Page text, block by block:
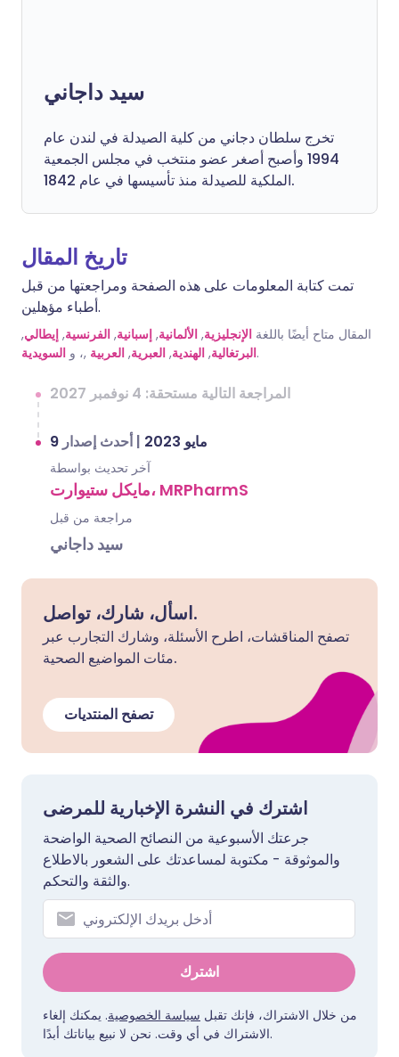
سيد داجاني
تخرج سلطان دجاني من كلية الصيدلة في لندن عام
1994 وأصبح أصغر عضو منتخب في مجلس الجمعية
الملكية للصيدلة منذ تأسيسها في عام 1842.
تاريخ المقال
تمت كتابة المعلومات على هذه الصفحة ومراجعتها من قبل
أطباء مؤهلين.
المقال متاح أيضًا باللغة الإنجليزية, الألمانية, إسبانية, الفرنسية, إيطالي,
البرتغالية, الهندية, العبرية, العربية ,، و السويدية .
المراجعة التالية مستحقة: 4 نوفمبر 2027
9 مايو 2023 |أحدث إصدار
آخر تحديث بواسطة
مايكل ستيوارت، MRPharmS
مراجعة من قبل
سيد داجاني
اسأل، شارك، تواصل.
تصفح المناقشات، اطرح الأسئلة، وشارك التجارب عبر
مئات المواضيع الصحية.
تصفح المنتديات
اشترك في النشرة الإخبارية للمرضى
جرعتك الأسبوعية من النصائح الصحية الواضحة
والموثوقة - مكتوبة لمساعدتك على الشعور بالاطلاع
والثقة والتحكم.
اشترك
من خلال الاشتراك، فإنك تقبل سياسة الخصوصية. يمكنك إلغاء
الاشتراك في أي وقت. نحن لا نبيع بياناتك أبدًا.